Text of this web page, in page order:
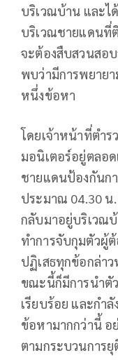
บริเวณบ้าน และ
บริเวณชายแดนที่
จะต้องสืบสวนสอ
พบว่ามีการพยาย
หนึ่งข้อหา
โดยเจ้าหน้าที่ตำ
มอนิเตอร์อยู่ตลอ
ชายแดนป้องกันก
ประมาณ 04.30 น
กลับมาอยู่บริเวณ
ทำการจับกุมตัวผู้
ปฏิเสธทุกข้อกล่า
ขณะนี้ก็มีการนำตั
เรียบร้อย และกำ
ข้อหามากกว่านี้ อ
ตามกระบวนการ